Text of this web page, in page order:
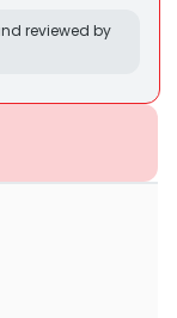
reviewed by